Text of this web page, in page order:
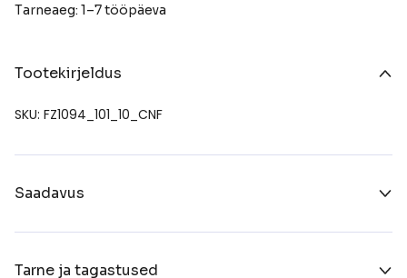
Tarneaeg: 1–7 tööpäeva
Tootekirjeldus
SKU: FZ1094_101_10_CNF
Saadavus
Tarne ja tagastused